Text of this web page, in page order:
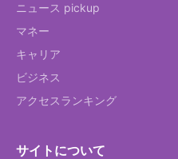
ニュース pickup
マネー
キャリア
ビジネス
アクセスランキング
サイトについて